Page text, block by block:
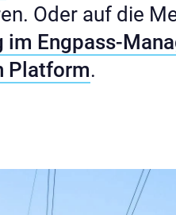
Oder auf die
Engpass-
Platform.